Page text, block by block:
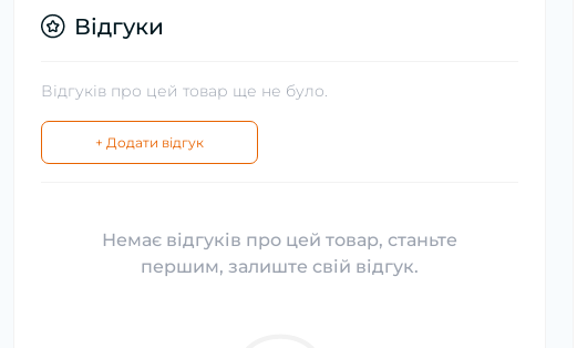
Відгуки
Відгуків про цей товар ще не було.
+ Додати відгук
Немає відгуків про цей товар, станьте
першим, залиште свій відгук.